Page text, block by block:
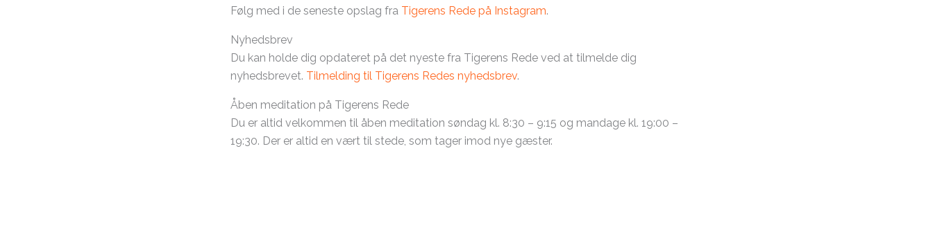
Følg med i de seneste opslag fra Tigerens Rede på Instagram.
Nyhedsbrev
Du kan holde dig opdateret på det nyeste fra Tigerens Rede ved at tilmelde dig
nyhedsbrevet. Tilmelding til Tigerens Redes nyhedsbrev.
Åben meditation på Tigerens Rede
Du er altid velkommen til åben meditation søndag kl. 8:30 – 9:15 og mandage kl. 19:00 –
19:30. Der er altid en vært til stede, som tager imod nye gæster.